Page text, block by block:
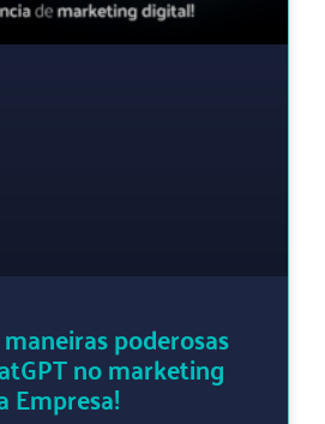
poderosas
no marketing
Empresa!